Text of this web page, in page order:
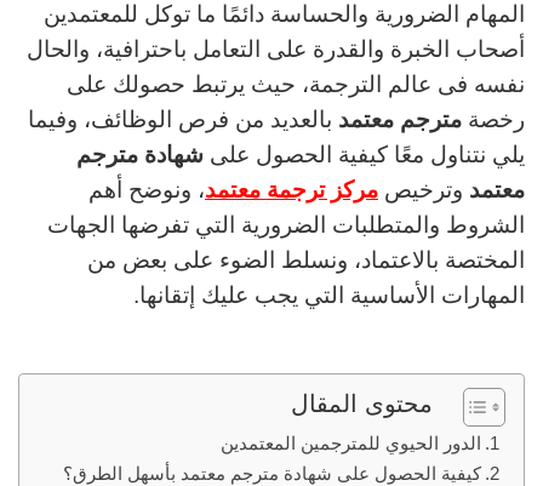
المهام الضرورية والحساسة دائمًا ما توكل للمعتمدين
أصحاب الخبرة والقدرة على التعامل باحترافية، والحال
نفسه فى عالم الترجمة، حيث يرتبط حصولك على
رخصة مترجم معتمد بالعديد من فرص الوظائف، وفيما
يلي نتناول معًا كيفية الحصول على شهادة مترجم
معتمد وترخيص مركز ترجمة معتمد، ونوضح أهم
الشروط والمتطلبات الضرورية التي تفرضها الجهات
المختصة بالاعتماد، ونسلط الضوء على بعض من
المهارات الأساسية التي يجب عليك إتقانها.
محتوى المقال
الدور الحيوي للمترجمين المعتمدين
كيفية الحصول على شهادة مترجم معتمد بأسهل الطرق؟